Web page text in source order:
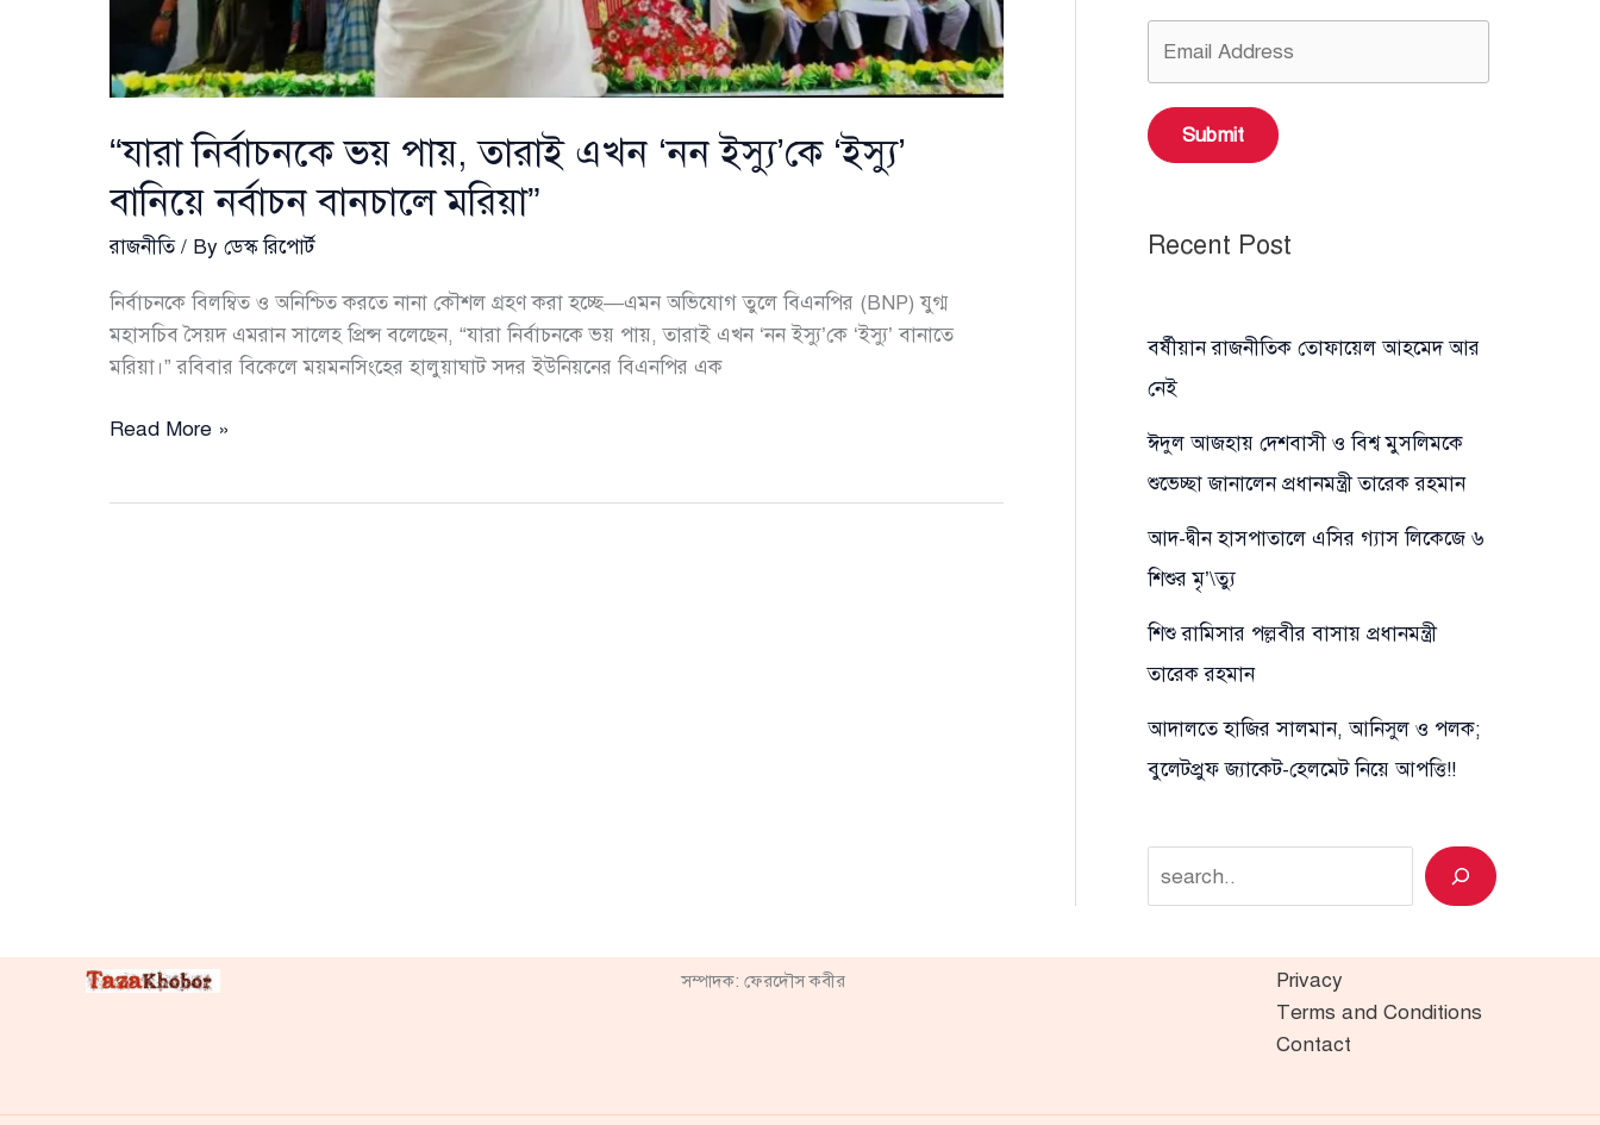
“যারা নির্বাচনকে ভয় পায়, তারাই এখন ‘নন ইস্যু’কে ‘ইস্যু’
বানিয়ে নর্বাচন বানচালে মরিয়া”
রাজনীতি/ By ডেস্ক রিপোর্ট
নির্বাচনকে বিলম্বিত ও অনিশ্চিত করতে নানা কৌশল গ্রহণ করা হচ্ছে—এমন অভিযোগ তুলে বিএনপির (BNP) যুগ্ম
মহাসচিব সৈয়দ এমরান সালেহ প্রিন্স বলেছেন, “যারা নির্বাচনকে ভয় পায়, তারাই এখন ‘নন ইস্যু’কে ‘ইস্যু’ বানাতে
মরিয়া।” রবিবার বিকেলে ময়মনসিংহের হালুয়াঘাট সদর ইউনিয়নের বিএনপির এক
“যারা
Read More »
Submit
Recent Post
বর্ষীয়ান রাজনীতিক তোফায়েল আহমেদ আর
নেই
ঈদুল আজহায় দেশবাসী ও বিশ্ব মুসলিমকে
শুভেচ্ছা জানালেন প্রধানমন্ত্রী তারেক রহমান
আদ-দ্বীন হাসপাতালে এসির গ্যাস লিকেজে ৬
শিশুর মৃ’\ত্যু
শিশু রামিসার পল্লবীর বাসায় প্রধানমন্ত্রী
তারেক রহমান
আদালতে হাজির সালমান, আনিসুল ও পলক;
বুলেটপ্রুফ জ্যাকেট-হেলমেট নিয়ে আপত্তি!!
সম্পাদক: ফেরদৌস কবীর
Privacy
Terms and Conditions
Contact